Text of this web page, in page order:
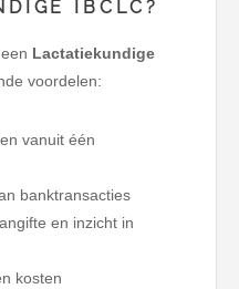
IBCLC?
Lactatiekundige
voordelen:
vanuit één
banktransacties
en inzicht in
kosten